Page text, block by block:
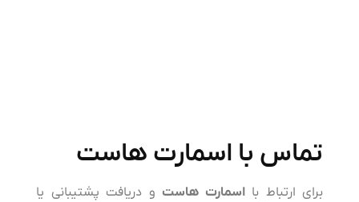
با اسمارت هاست
ارتباط بااسمارت هاست و دریافت پشتیبانی یا